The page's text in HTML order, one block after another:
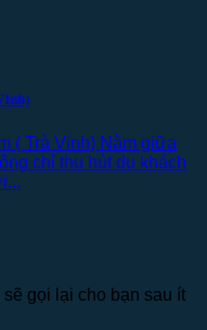
( Trà Vinh) Nằm giữa
chỉ thu hút du khách
gọi lại cho bạn sau ít